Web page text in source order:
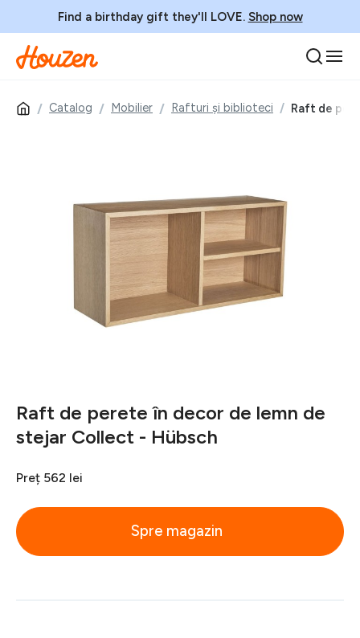
Find a birthday gift they'll LOVE. Shop now
Catalog Mobilier Rafturi și biblioteci
Raft de perete în decor de lemn de
stejar Collect - Hübsch
Preț 562 lei
Spre magazin